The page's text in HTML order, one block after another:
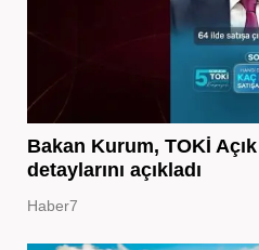
Bakan Kurum, TOKİ
detaylarını açıkladı
Haber7